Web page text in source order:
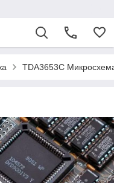
TDA3653C